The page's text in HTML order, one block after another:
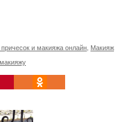
и макияжа онлайн Макияж